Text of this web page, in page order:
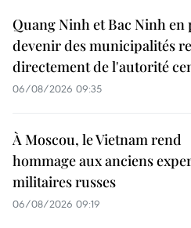
Quang Ninh et Bac Ninh en
devenir des municipalités
directement de l'autorité
06/08/2026 09:35
À Moscou, le Vietnam rend
hommage aux anciens
militaires russes
06/08/2026 09:19